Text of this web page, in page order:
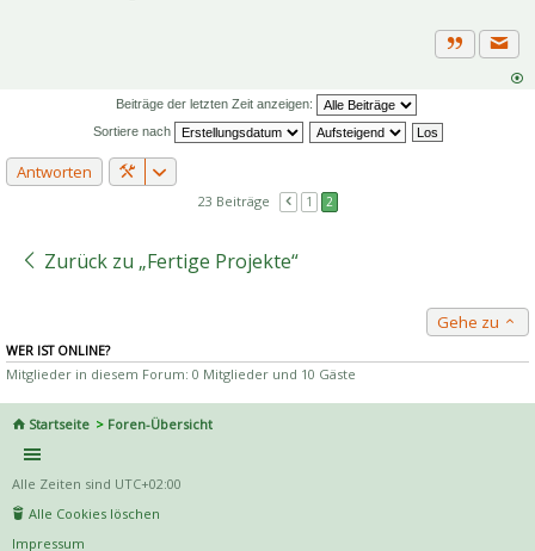
Zitat
Beiträge der letzten Zeit anzeigen:
Sortiere nach
Antworten
23 Beiträge 1 2
Zurück zu „Fertige Projekte“
Gehe zu
WER IST ONLINE?
Mitglieder in diesem Forum: 0 Mitglieder und 10 Gäste
Startseite Foren-Übersicht
Alle Zeiten sind UTC+02:00
Alle Cookies löschen
Impressum